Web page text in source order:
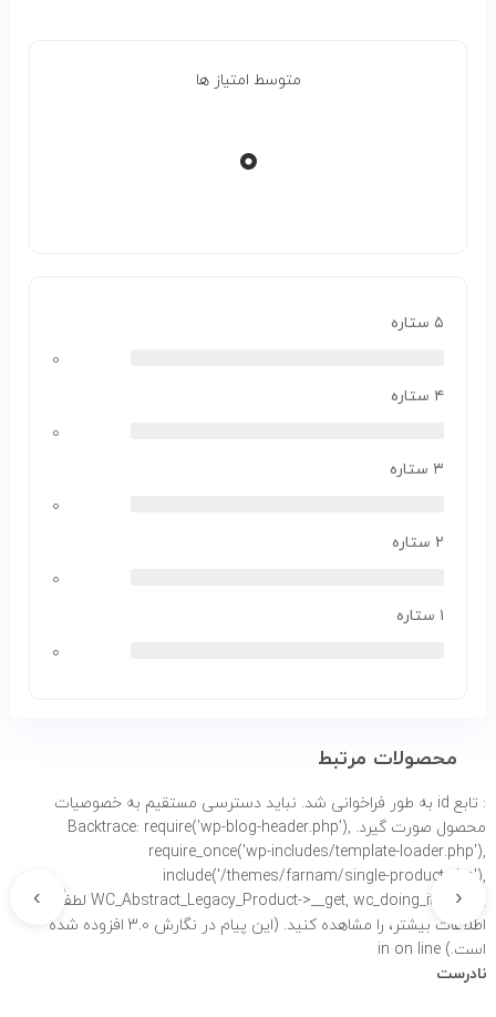
متوسط امتیاز ها
۰
۵ ستاره
۰
۴ ستاره
۰
۳ ستاره
۰
۲ ستاره
۰
۱ ستاره
۰
محصولات مرتبط
: تابع id به طور
فراخوانی شد. نباید دسترسی مستقیم به خصوصیات
محصول صورت گیرد. Backtrace: require('wp-blog-header.php'),
require_once('wp-includes/template-loader.php'),
include('/themes/farnam/single-product.php'),
WC_Abstract_Legacy_Product->__get, wc_doing_it_wrong لطفاً برای
اطلاعات بیشتر،
را مشاهده کنید. (این پیام در نگارش 3.0 افزوده شده
است.) in on line
نادرست
‹
›